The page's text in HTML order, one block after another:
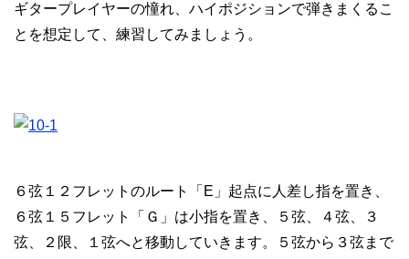
ギタープレイヤーの憧れ、ハイポジションで弾きまくるこ
とを想定して、練習してみましょう。
６弦１２フレットのルート「E」起点に人差し指を置き、
６弦１５フレット「Ｇ」は小指を置き、５弦、４弦、３
弦、２限、１弦へと移動していきます。５弦から３弦まで